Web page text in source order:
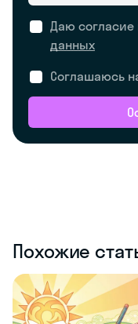
Даю согласие
данных
Соглашаюсь
Похожие